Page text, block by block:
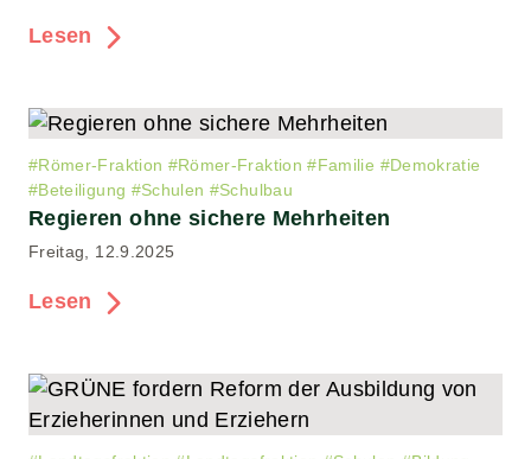
Lesen
#Römer-Fraktion #Römer-Fraktion #Familie #Demokratie
#Beteiligung #Schulen #Schulbau
Regieren ohne sichere Mehrheiten
Freitag, 12.9.2025
Lesen